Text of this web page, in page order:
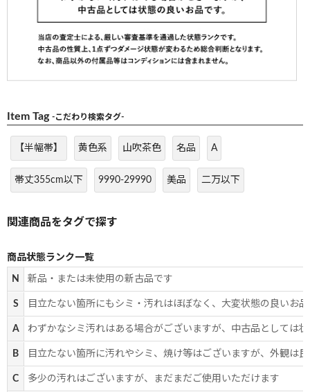
Item Tag -こだわり検索タグ-
【半幅帯】 黄色系 山吹茶色 名品 A
帯丈355cm以下 9990-29990 美品 二万以下
商品状態ランク一覧
N 新品・または未使用の新古品です
S 目立たない箇所にもシミ・汚れはほぼなく、大変状態の良いお
A わずかなシミ汚れはある場合がございますが、中古品としては
B 目立たない箇所に汚れやシミ、焼け等はございますが、外観は
C 多少の汚れはございますが、まだまだご使用いただけます